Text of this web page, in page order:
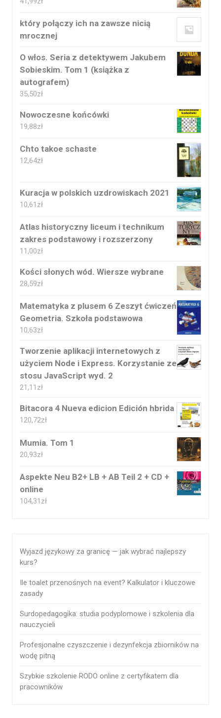
który połączy ich na zawsze nicią
mrocznej
O włos. Seria z detektywem Jakubem
Sobieskim. Tom 1 (książka z
autografem)
35,50zł
Nowoczesne końcówki
19,88zł
Chto takoe schaste
12,64zł
Kuracja w polskich uzdrowiskach 2021
10,61 zł
Atlas historyczny liceum i technikum
zakres podstawowy i rozszerzony
11,00zł
Kości słonych wód. Wiersze wybrane
28,59zł
Matematyka z plusem 6 Zeszyt ćwiczeń
Geometria. Szkoła podstawowa
10,63zł
Tworzenie aplikacji internetowych z
użyciem Node i Express. Korzystanie ze
stosu JavaScript wyd. 2
21,11 zł
Bitacora 4 Nueva edicion Edición hbrida
120,72zł
Mumia. Tom 1
20,93zł
Aspekte Neu B2+ LB + AB Teil 2 + CD +
online
104,31 zł
Wyjazd językowy za granicę — jak wybrać najlepszy
kurs?
Ile toalet przenośnych na event? Kalkulator i kluczowe
zasady
Surdopedagogika: studia podyplomowe i szkolenia dla
nauczycieli
Profesjonalne czyszczenie i dezynfekcja zbiorników na
wodę pitną
Szybkie szkolenie RODO online z certyfikatem dla
pracowników